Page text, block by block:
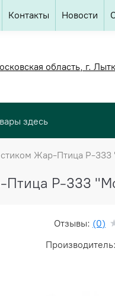
Контакты Новости
область, г.
Жар-Птица Р-333
Р-333
Отзывы: (0)
Производитель: